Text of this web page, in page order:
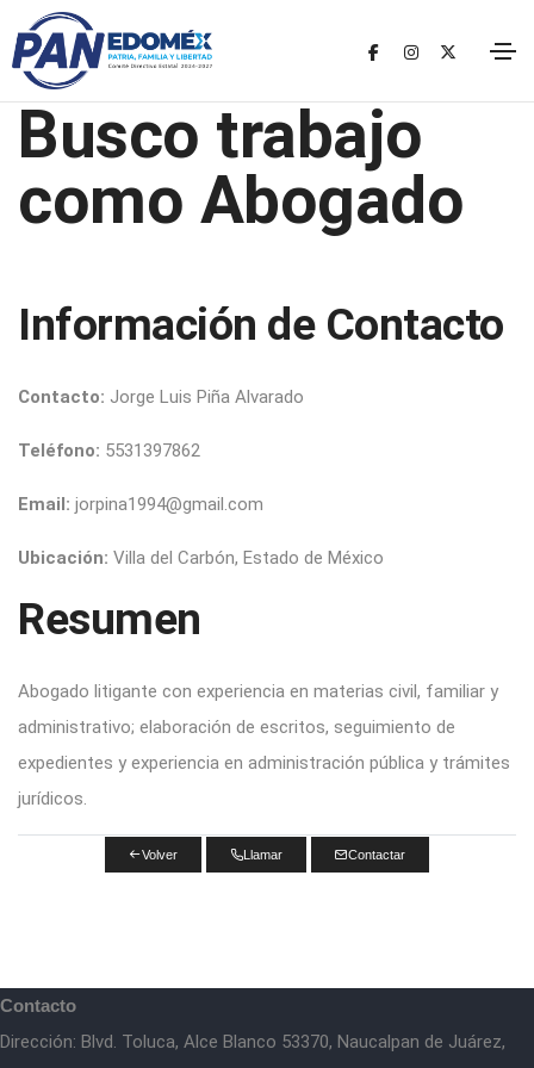
Busco trabajo
como Abogado
Información de Contacto
Contacto: Jorge Luis Piña Alvarado
Teléfono: 5531397862
Email: jorpina1994@gmail.com
Ubicación: Villa del Carbón, Estado de México
Resumen
Abogado litigante con experiencia en materias civil, familiar y
administrativo; elaboración de escritos, seguimiento de
expedientes y experiencia en administración pública y trámites
jurídicos.
Volver Llamar Contactar
Contacto
Dirección: Blvd. Toluca, Alce Blanco 53370, Naucalpan de Juárez,